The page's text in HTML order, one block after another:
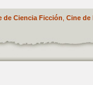
de Ciencia Ficción Cine de